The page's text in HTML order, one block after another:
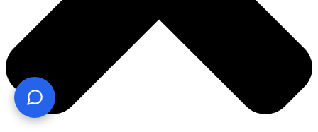
¿Te ayudo? Pregúntame lo que quieras